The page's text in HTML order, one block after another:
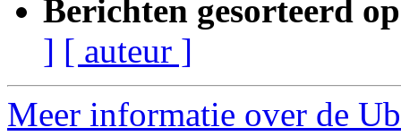
Berichten gesorteerd
] [ auteur ]
Meer informatie over de